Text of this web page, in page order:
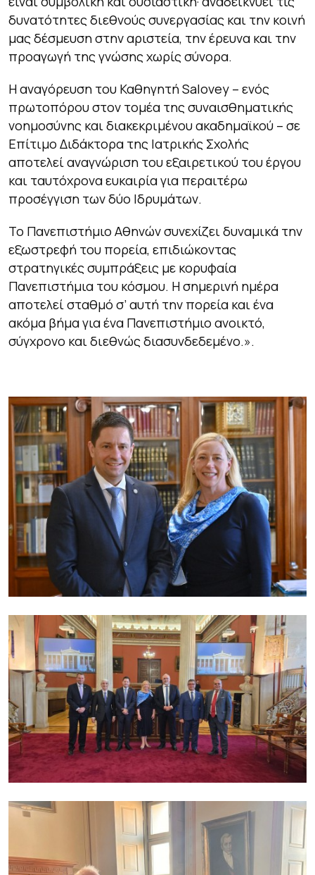
δυνατότητες διεθνούς συνεργασίας και την κοινή
μας δέσμευση στην αριστεία, την έρευνα και την
προαγωγή της γνώσης χωρίς σύνορα.
Η αναγόρευση του Καθηγητή Salovey – ενός
πρωτοπόρου στον τομέα της συναισθηματικής
νοημοσύνης και διακεκριμένου ακαδημαϊκού – σε
Επίτιμο Διδάκτορα της Ιατρικής Σχολής
αποτελεί αναγνώριση του εξαιρετικού του έργου
και ταυτόχρονα ευκαιρία για περαιτέρω
προσέγγιση των δύο Ιδρυμάτων.
Το Πανεπιστήμιο Αθηνών συνεχίζει δυναμικά την
εξωστρεφή του πορεία, επιδιώκοντας
στρατηγικές συμπράξεις με κορυφαία
Πανεπιστήμια του κόσμου. Η σημερινή ημέρα
αποτελεί σταθμό σ’ αυτή την πορεία και ένα
ακόμα βήμα για ένα Πανεπιστήμιο ανοικτό,
σύγχρονο και διεθνώς διασυνδεδεμένο.».